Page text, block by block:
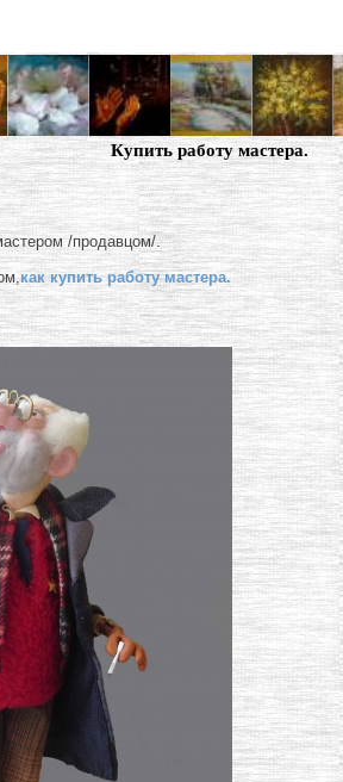
Купить работу мастера.
/продавцом/.
как купить работу мастера.